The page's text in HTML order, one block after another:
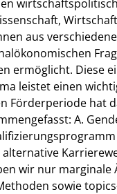
aus
ermöglicht. Diese
leistet einen
Förderperiode hat
A.
wir nur
sowie